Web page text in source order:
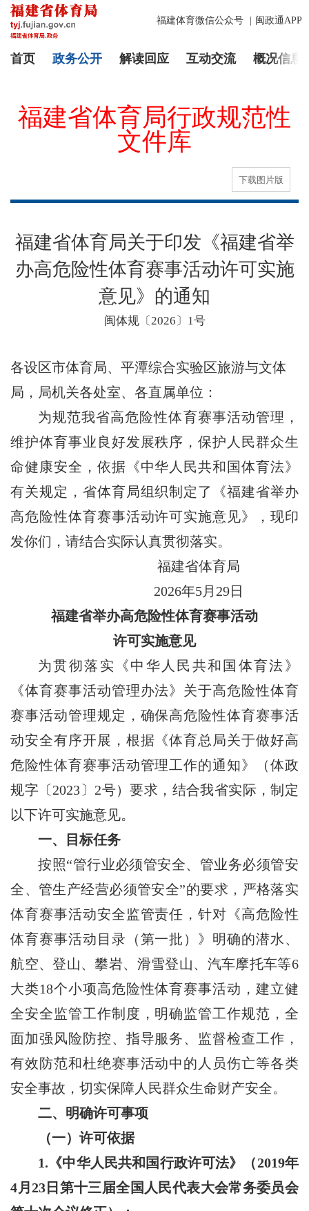
福建体育微信公众号 闽政通APP
首页 政务公开 解读回应 互动交流 概况信息
福建省体育局行政规范性
文件库
下载图片版
福建省体育局关于印发《福建省举
办高危险性体育赛事活动许可实施
意见》的通知
闽体规〔2026〕1号
各设区市体育局、平潭综合实验区旅游与文体
局，局机关各处室、各直属单位：
为规范我省高危险性体育赛事活动管理，
维护体育事业良好发展秩序，保护人民群众生
命健康安全，依据《中华人民共和国体育法》
有关规定，省体育局组织制定了《福建省举办
高危险性体育赛事活动许可实施意见》，现印
发你们，请结合实际认真贯彻落实。
福建省体育局
2026年5月29日
福建省举办高危险性体育赛事活动
许可实施意见
为贯彻落实《中华人民共和国体育法》
《体育赛事活动管理办法》关于高危险性体育
赛事活动管理规定，确保高危险性体育赛事活
动安全有序开展，根据《体育总局关于做好高
危险性体育赛事活动管理工作的通知》（体政
规字〔2023〕2号）要求，结合我省实际，制定
以下许可实施意见。
一、目标任务
按照“管行业必须管安全、管业务必须管安
全、管生产经营必须管安全”的要求，严格落实
体育赛事活动安全监管责任，针对《高危险性
体育赛事活动目录（第一批）》明确的潜水、
航空、登山、攀岩、滑雪登山、汽车摩托车等6
大类18个小项高危险性体育赛事活动，建立健
全安全监管工作制度，明确监管工作规范，全
面加强风险防控、指导服务、监督检查工作，
有效防范和杜绝赛事活动中的人员伤亡等各类
安全事故，切实保障人民群众生命财产安全。
二、明确许可事项
（一）许可依据
1.《中华人民共和国行政许可法》（2019年
4月23日第十三届全国人民代表大会常务委员会